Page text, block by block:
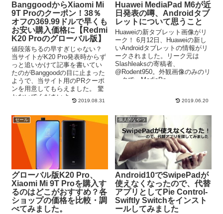
BanggoodからXiaomi Mi
9T Proのクーポン！38％
オフの369.99ドルで早くも
お安い購入価格に【Redmi
K20 Proのグローバル版】
値段落ちるの早すぎじゃない？
当サイトがK20 Pro発表時からず
っと追いかけて記事を書いてい
たのがBanggoodの目に止まった
ようで、当サイト用のPRクーポ
ンを用意してもらえました。 驚
かないでくださいよ…...
2019.08.31
Huawei MediaPad M6が近
日発表の噂、Androidタブ
レットについて思うこと
Huaweiの新タブレット画像がリ
ーク！ 6月12日、Huaweiの新し
いAndroidタブレットの情報がリ
ークされました。リーク元は
Slashleaksの寄稿者、
@Rodent950。外観画像のみのリ
ークで、MediaPa...
2019.06.20
セール
グローバル版K20 Pro、
Xiaomi Mi 9T Proを購入す
るのはどこがおすすめ？各
ショップの価格を比較・調
べてみました。
個人的なやつ
Android10でSwipePadが
使えなくなったので、代替
アプリとしてPie Control-
Swiftly Switchをインスト
ールしてみました